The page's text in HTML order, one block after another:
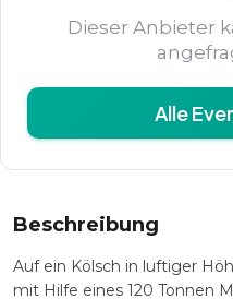
Dieser Anbieter
Alle
Beschreibung
Auf ein Kölsch in luftiger
mit Hilfe eines 120 Tonnen